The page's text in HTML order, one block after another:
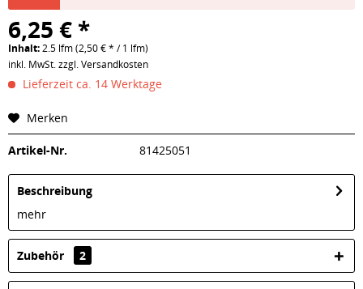
6,25 € *
Inhalt:2.5 lfm (2,50 € * / 1 lfm)
inkl. MwSt.zzgl. Versandkosten
Lieferzeit ca. 14 Werktage
Merken
Artikel-Nr. 81425051
Beschreibung
mehr
Zubehör 2